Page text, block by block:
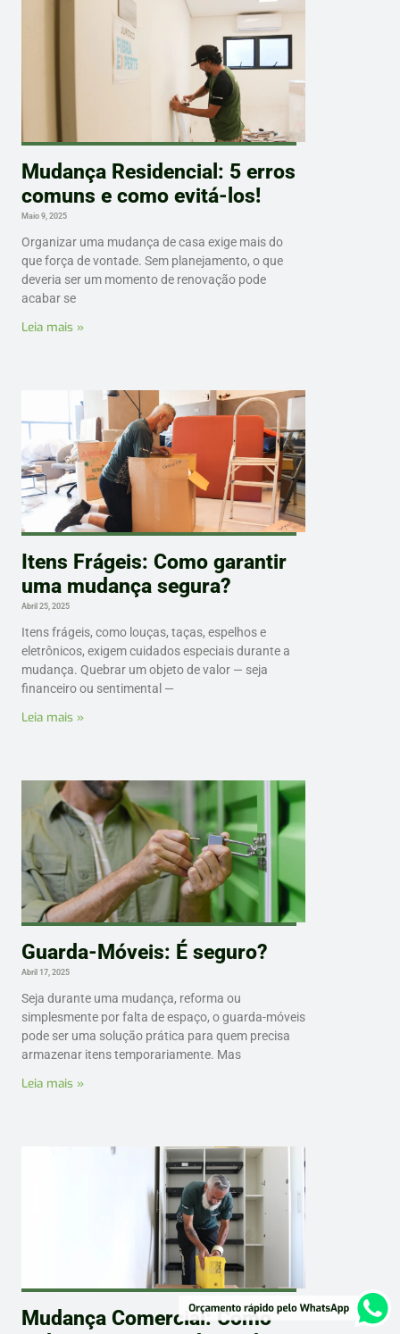
Mudança Residencial: 5 erros
comuns e como evitá-los!
Maio 9, 2025
Organizar uma mudança de casa exige mais do
que força de vontade. Sem planejamento, o que
deveria ser um momento de renovação pode
acabar se
Leia mais »
Itens Frágeis: Como garantir
uma mudança segura?
Abril 25, 2025
Itens frágeis, como louças, taças, espelhos e
eletrônicos, exigem cuidados especiais durante a
mudança. Quebrar um objeto de valor — seja
financeiro ou sentimental —
Leia mais »
Guarda-Móveis: É seguro?
Abril 17, 2025
Seja durante uma mudança, reforma ou
simplesmente por falta de espaço, o guarda-móveis
pode ser uma solução prática para quem precisa
armazenar itens temporariamente. Mas
Leia mais »
Mudança Comercial: Como